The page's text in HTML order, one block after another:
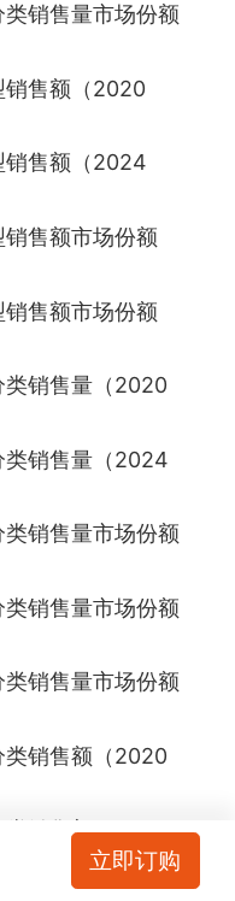
销售量市场份额
销售额（2020
销售额（2024
售额市场份额
售额市场份额
类销售量（2020
类销售量（2024
销售量市场份额
销售量市场份额
销售量市场份额
类销售额（2020
类销售额（2024
立即订购